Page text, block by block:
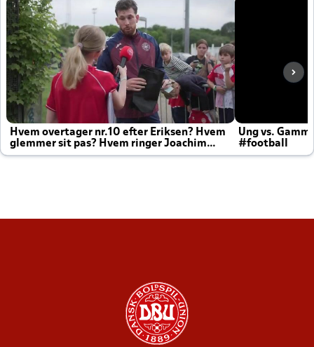
Hvem overtager nr.10 efter Eriksen? Hvem
glemmer sit pas? Hvem ringer Joachim
altid til efter kampe?
Ung vs.
#football